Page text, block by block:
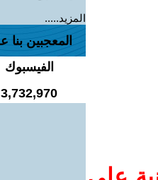
المزيد.....
المعجبين بنا
الفيسبوك
3,732,970